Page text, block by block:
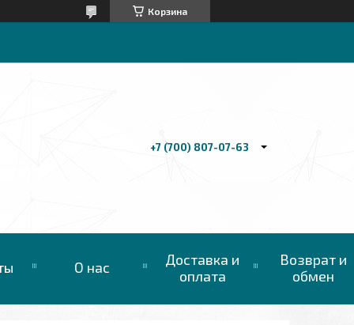
Корзина
+7 (700) 807-07-63
О нас
Доставка и
оплата
Возврат и
обмен